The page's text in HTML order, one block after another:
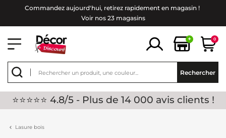
Commandez aujourd'hui, retirez rapidement en magasin !
Voir nos 23 magasins
+ 0
Rechercher
⭐⭐⭐⭐⭐ 4.8/5 - Plus de 14 000 avis clients !
Lasure bois